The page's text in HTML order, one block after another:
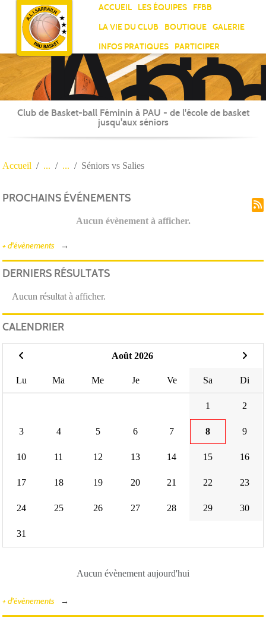
ACCUEIL LES ÉQUIPES
FFBB
LA VIE DU CLUB
BOUTIQUE
GALERIE
INFOS PRATIQUES
PARTICIPER
Club de Basket-ball Féminin à PAU - de l'école de basket
jusqu'aux séniors
Accueil Séniors vs Salies
PROCHAINS ÉVÉNEMENTS
Aucun évènement à afficher.
+ d'évènements
DERNIERS RÉSULTATS
Aucun résultat à afficher.
CALENDRIER
Août 2026
Lu Ma Me Je Ve Sa Di
1 2
3 4 5 6 7 8 9
10 11 12 13 14 15 16
17 18 19 20 21 22 23
24 25 26 27 28 29 30
31
Aucun évènement aujourd'hui
+ d'évènements
Panneau de gestion des cookies